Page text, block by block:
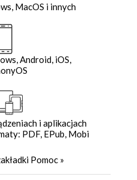
MacOS i innych
Android, iOS,
i aplikacjach
PDF, EPub, Mobi
Pomoc »